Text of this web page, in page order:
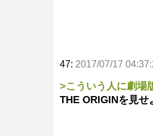
47: 2017/07/17
>こういう人に劇場
THE ORIGINを見せ